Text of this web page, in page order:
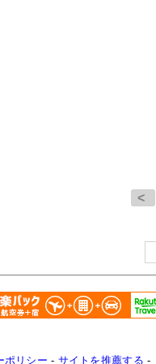
<
ポリシー - サイトを推薦する -